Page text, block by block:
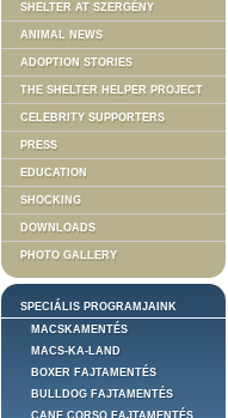
SHELTER AT SZERGÉNY
ANIMAL NEWS
ADOPTION STORIES
THE SHELTER HELPER PROJECT
CELEBRITY SUPPORTERS
PRESS
EDUCATION
SHOCKING
DOWNLOADS
PHOTO GALLERY
SPECIÁLIS PROGRAMJAINK
MACSKAMENTÉS
MACS-KA-LAND
BOXER FAJTAMENTÉS
BULLDOG FAJTAMENTÉS
CANE CORSO FAJTAMENTÉS